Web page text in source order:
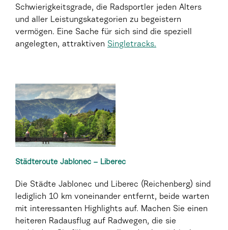
Schwierigkeitsgrade, die Radsportler jeden Alters
und aller Leistungskategorien zu begeistern
vermögen. Eine Sache für sich sind die speziell
angelegten, attraktiven Singletracks.
Städteroute Jablonec – Liberec
Die Städte Jablonec und Liberec (Reichenberg) sind
lediglich 10 km voneinander entfernt, beide warten
mit interessanten Highlights auf. Machen Sie einen
heiteren Radausflug auf Radwegen, die sie